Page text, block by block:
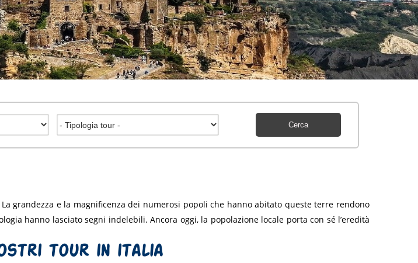
grandezza e la magnificenza dei numerosi popoli che hanno abitato queste terre rendono
hanno lasciato segni indelebili. Ancora oggi, la popolazione locale porta con sé l’eredità
nostri tour in italia